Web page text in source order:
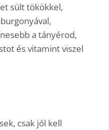
sült tökökkel,
a tányérod,
és vitamint viszel
csak jól kell